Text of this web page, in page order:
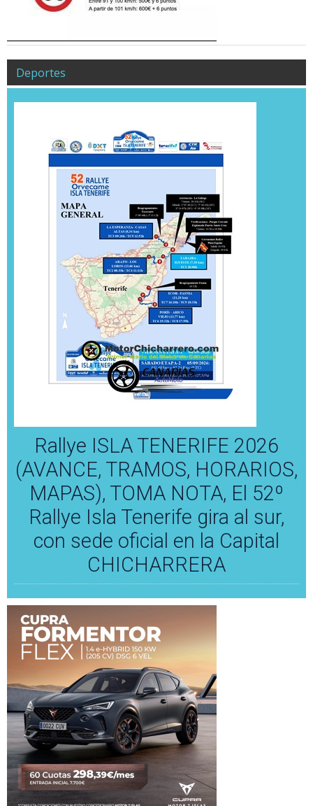
Deportes
Rallye ISLA TENERIFE 2026
(AVANCE, TRAMOS, HORARIOS,
MAPAS), TOMA NOTA, El 52º
Rallye Isla Tenerife gira al sur,
con sede oficial en la Capital
CHICHARRERA